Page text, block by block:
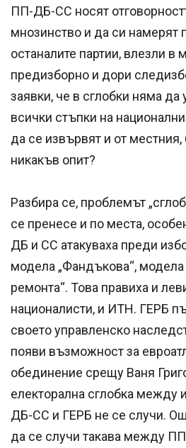
ПП-ДБ-СС носят
мнозинство и да си намерят
останалите партии, влезли в
предизборно и дори
заявки, че в сглобки няма да
всички стъпки на
да се извървят и от
никакъв опит?
Разбира се, проблемът
се пренесе и по места,
ДБ и СС атакуваха преди
модела „Фандъкова“, модела
ремонта“. Това правиха и
националисти, и ИТН. ГЕРБ
своето управленско
появи възможност за
обединение срещу Ваня
електорална сглобка между
ДБ-СС и ГЕРБ не се случи.
да се случи такава между